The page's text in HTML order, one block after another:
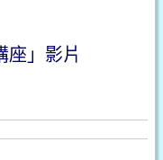
座」影片